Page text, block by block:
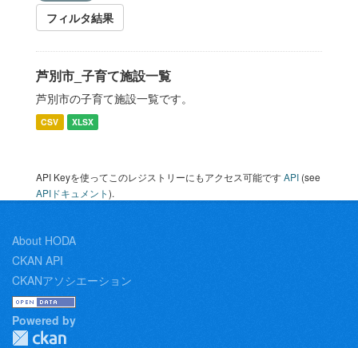
フィルタ結果
芦別市_子育て施設一覧
芦別市の子育て施設一覧です。
CSV XLSX
API Keyを使ってこのレジストリーにもアクセス可能ですAPI (see
APIドキュメント).
About HODA
CKAN API
CKANアソシエーション
Powered by